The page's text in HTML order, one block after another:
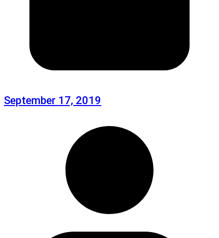
September 17, 2019